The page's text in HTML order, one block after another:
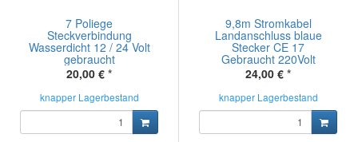
7 Poliege
Steckverbindung
Wasserdicht 12 / 24 Volt
gebraucht
20,00 € *
knapper Lagerbestand
9,8m Stromkabel
Landanschluss blaue
Stecker CE 17
Gebraucht 220Volt
24,00 € *
knapper Lagerbestand